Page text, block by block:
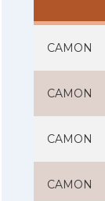
CAMON
CAMON
CAMON
CAMON